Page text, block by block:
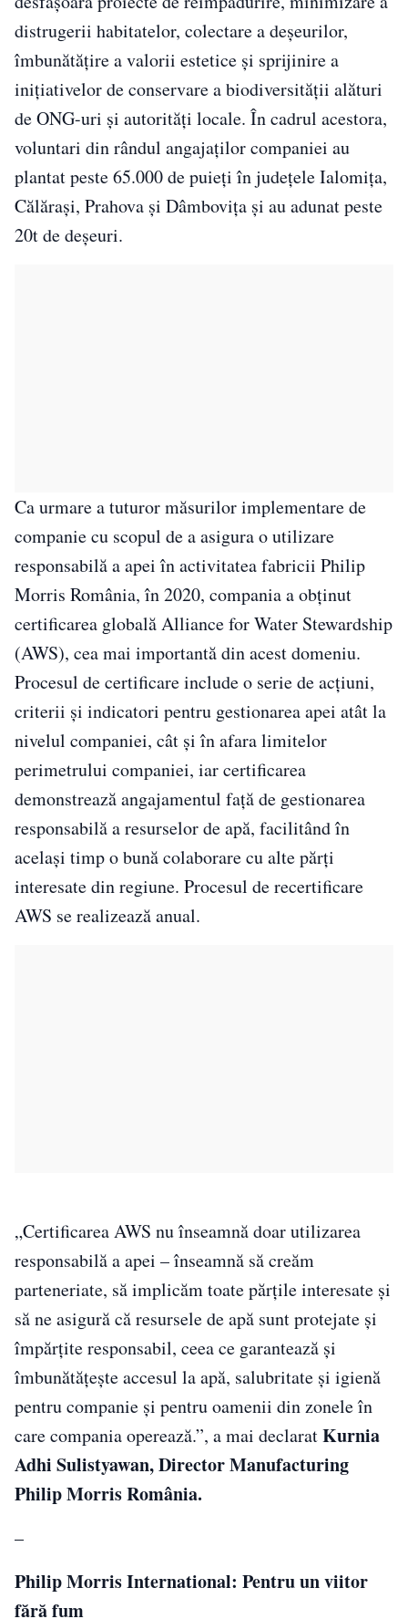
distrugerii habitatelor, colectare a deșeurilor,
îmbunătățire a valorii estetice și sprijinire a
inițiativelor de conservare a biodiversității alături
de ONG-uri și autorități locale. În cadrul acestora,
voluntari dinrândul angajaților companiei au
plantat peste 65.000 de puieți în județele Ialomița,
Călărași, Prahova și Dâmbovița și au adunat peste
20t de deșeuri.
Ca urmare a tuturor măsurilor implementare de
companie cu scopul de a asigura o utilizare
responsabilă a apei în activitatea fabricii Philip
Morris România, în 2020, compania a obținut
certificarea globală Alliance for Water Stewardship
(AWS), cea mai importantă din acest domeniu.
Procesul de certificare include o serie de acțiuni,
criterii și indicatori pentru gestionarea apei atât la
nivelul companiei, cât și în afara limitelor
perimetrului companiei, iar certificarea
demonstrează angajamentul față de gestionarea
responsabilă a resurselor de apă, facilitând în
același timp o bună colaborare cu alte părți
interesate din regiune. Procesul de recertificare
AWS se realizează anual.
„Certificarea AWS nu înseamnă doar utilizarea
responsabilă a apei – înseamnă să creăm
parteneriate, să implicăm toate părțile interesate și
să ne asigură că resursele de apă sunt protejate și
împărțite responsabil, ceea ce garantează și
îmbunătățește accesul la apă, salubritate și igienă
pentru companie și pentru oamenii din zonele în
care compania operează.”, a mai declaratKurnia
Adhi Sulistyawan, Director Manufacturing
Philip Morris România.
–
Philip Morris International: Pentru un viitor
fără fum